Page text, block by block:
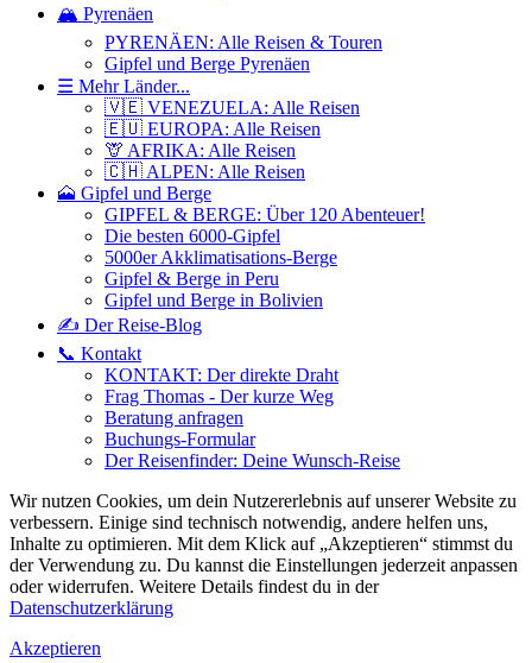
🏔️ Pyrenäen
PYRENÄEN: Alle Reisen & Touren
Gipfel und Berge Pyrenäen
☰ Mehr Länder...
🇻🇪 VENEZUELA: Alle Reisen
🇪🇺 EUROPA: Alle Reisen
🦒 AFRIKA: Alle Reisen
🇨🇭 ALPEN: Alle Reisen
🗻 Gipfel und Berge
GIPFEL & BERGE: Über 120 Abenteuer!
Die besten 6000-Gipfel
5000er Akklimatisations-Berge
Gipfel & Berge in Peru
Gipfel und Berge in Bolivien
✍️ Der Reise-Blog
📞 Kontakt
KONTAKT: Der direkte Draht
Frag Thomas - Der kurze Weg
Beratung anfragen
Buchungs-Formular
Der Reisenfinder: Deine Wunsch-Reise
Wir nutzen Cookies, um dein Nutzererlebnis auf unserer Website zu
verbessern. Einige sind technisch notwendig, andere helfen uns,
Inhalte zu optimieren. Mit dem Klick auf „Akzeptieren“ stimmst du
der Verwendung zu. Du kannst die Einstellungen jederzeit anpassen
oder widerrufen. Weitere Details findest du in der
Datenschutzerklärung
Akzeptieren